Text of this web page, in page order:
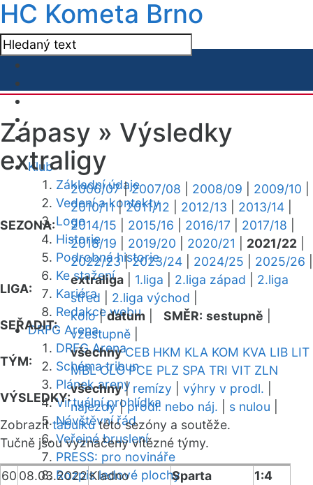
HC Kometa Brno
Klub
Základní údaje
Vedení a kontakty
Logo
Historie
Podrobná historie
Ke stažení
Kariéra
Redakce webu
DRFG Arena
DRFG Arena
Schéma tribun
Plánek areny
Virtuální prohlídka
Návštěvní řád
Veřejné bruslení
PRESS: pro novináře
Rozpis ledové plochy
Zápasy » Výsledky
extraligy
SEZONA:
2006/07|2007/08 2008/09 2009/10
2010/11|2011/12 2012/13 2013/14
2014/15
2015/16 2016/17 2017/18
2018/19
2019/20 2020/21 2021/22
2022/23|2023/24 2024/25 2025/26
LIGA:
extraliga 1.liga 2.liga západ
2.liga
střed
2.liga východ
SEŘADIT:
kolo|datum SMĚR: sestupně
vzestupně
TÝM:
všechny CEB HKM KLA KOM KVA LIB LIT
MBL OLO PCE PLZ SPA TRI VIT ZLN
VÝSLEDKY:
všechny| remízy výhry v prodl.
nájezdy|prodl. nebo náj. s nulou
Zobrazittabulkutéto sezóny a soutěže.
Tučně jsou vyznačeny vítězné týmy.
60 08.03.2022Kladno Sparta
1:4